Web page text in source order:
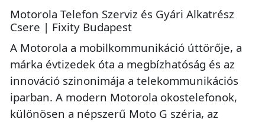
Motorola Telefon Szerviz és Gyári Alkatrész
Csere | Fixity Budapest
A Motorola a mobilkommunikáció úttörője, a
márka évtizedek óta a megbízhatóság és az
innováció szinonimája a telekommunikációs
iparban. A modern Motorola okostelefonok,
különösen a népszerű Moto G széria, az